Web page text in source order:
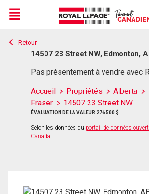
Live
En Direct
Menu
Retour
14507 23 Street NW, Edmonton,
Pas présentement à vendre avec
Accueil Propriétés Alberta
Fraser
14507 23 Street NW
ÉVALUATION DE LA VALEUR 276 500 $
Selon les données du portail de données
Canada